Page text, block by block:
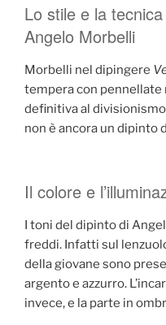
Lo stile e la
Angelo Morbelli
Morbelli nel dipingere
tempera con pennellate
definitiva al
non è ancora un dipinto
Il colore e
I toni del dipinto di
freddi. Infatti sul
della giovane sono
argento e azzurro.
invece, e la parte in